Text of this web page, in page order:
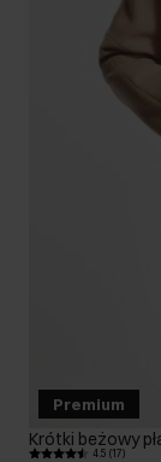
Premium
Krótki beżowy
4.5 (17)